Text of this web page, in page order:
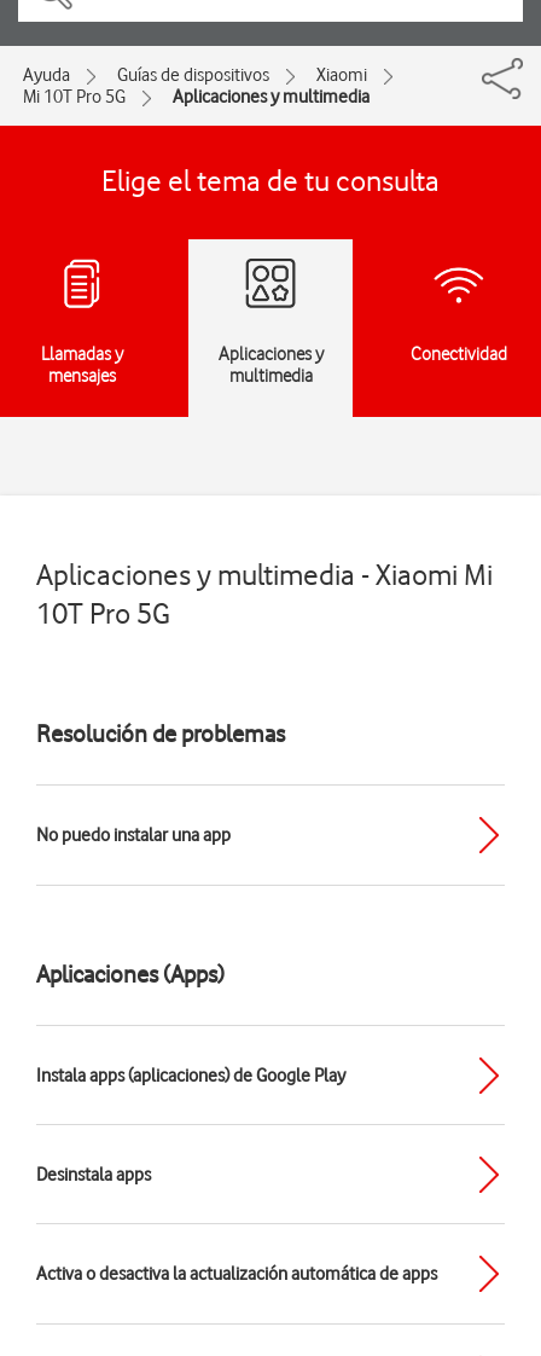
Ayuda Guías de dispositivos
Xiaomi
Mi 10T Pro 5G
Aplicaciones y multimedia
Elige el tema de tu consulta
Llamadas y
mensajes
Aplicaciones y
multimedia
Conectividad
Aplicaciones y multimedia - Xiaomi Mi
10T Pro 5G
Resolución de problemas
No puedo instalar una app
Aplicaciones (Apps)
Instala apps (aplicaciones) de Google Play
Desinstala apps
Activa o desactiva la actualización automática de apps